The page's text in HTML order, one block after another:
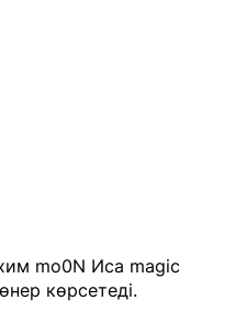
mo0N Иса magic
көрсетеді.